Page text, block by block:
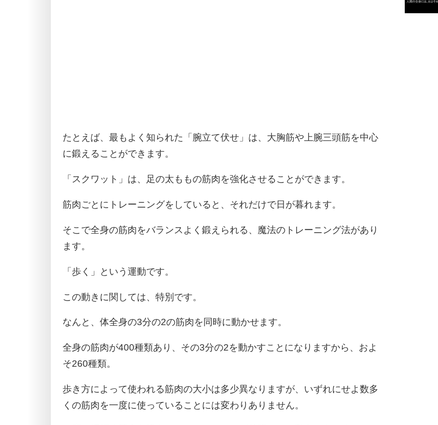
たとえば、最もよく知られた「腕立て伏せ」は、大胸筋や上腕三頭筋を中心
に鍛えることができます。
「スクワット」は、足の太ももの筋肉を強化させることができます。
筋肉ごとにトレーニングをしていると、それだけで日が暮れます。
そこで全身の筋肉をバランスよく鍛えられる、魔法のトレーニング法があり
ます。
「歩く」という運動です。
この動きに関しては、特別です。
なんと、体全身の3分の2の筋肉を同時に動かせます。
全身の筋肉が400種類あり、その3分の2を動かすことになりますから、およ
そ260種類。
歩き方によって使われる筋肉の大小は多少異なりますが、いずれにせよ数多
くの筋肉を一度に使っていることには変わりありません。
3